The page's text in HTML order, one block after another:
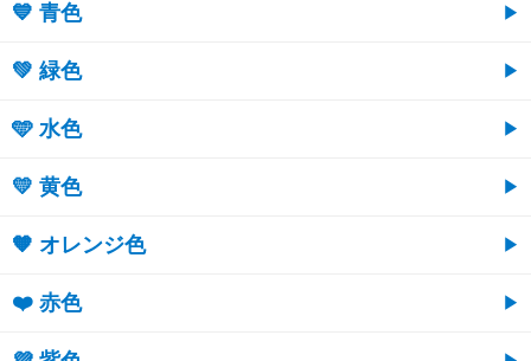
💙 青色
💚 緑色
🩵 水色
💛 黄色
🧡 オレンジ色
❤️ 赤色